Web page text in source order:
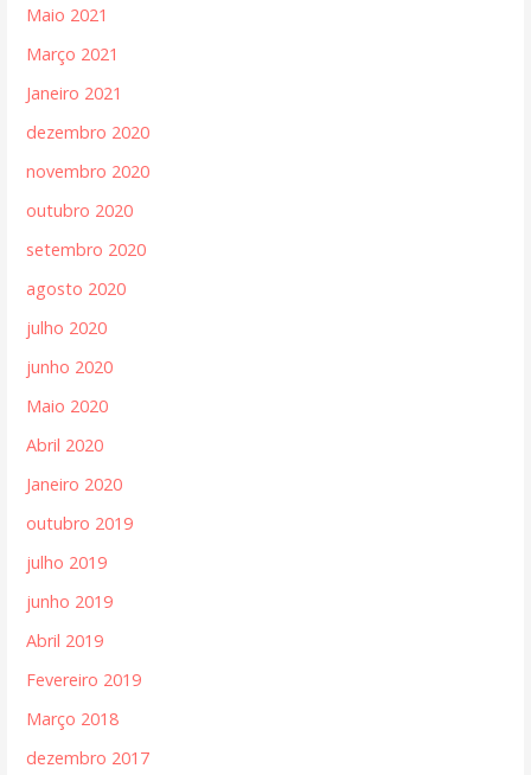
Maio 2021
Março 2021
Janeiro 2021
dezembro 2020
novembro 2020
outubro 2020
setembro 2020
agosto 2020
julho 2020
junho 2020
Maio 2020
Abril 2020
Janeiro 2020
outubro 2019
julho 2019
junho 2019
Abril 2019
Fevereiro 2019
Março 2018
dezembro 2017